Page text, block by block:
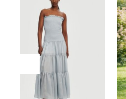
Przesuń w lewo